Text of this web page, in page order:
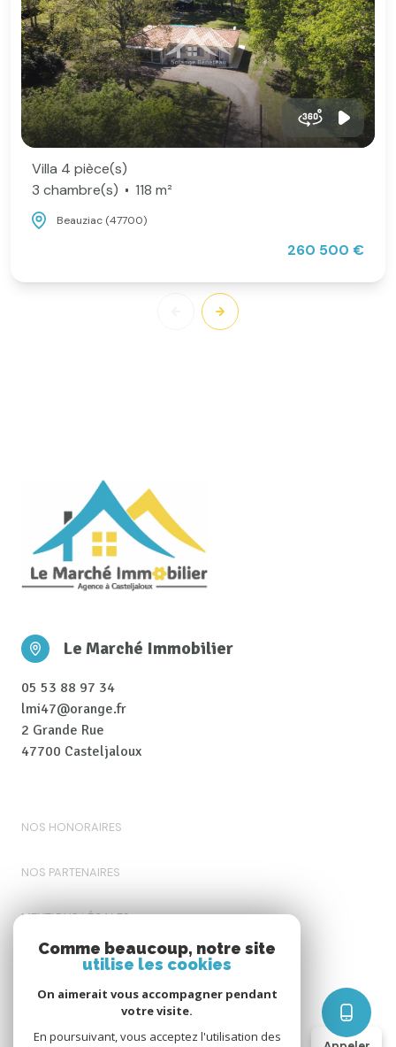
Villa 4 pièce(s)
3 chambre(s)
118 m²
Beauziac (47700)
260 500 €
Le Marché Immobilier
05 53 88 97 34
lmi47@orange.fr
2 Grande Rue
47700 Casteljaloux
NOS HONORAIRES
NOS PARTENAIRES
MENTIONS LÉGALES
Comme beaucoup, notre site
utilise les cookies
On aimerait vous accompagner pendant
votre visite.
En poursuivant, vous acceptez l'utilisation des